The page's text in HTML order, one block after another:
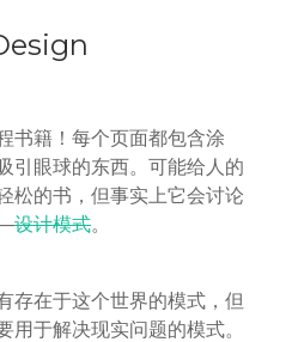
书籍！每个页面都包含涂
引眼球的东西。可能给人的
松的书，但事实上它会讨论
设计模式。
存在于这个世界的模式，但
用于解决现实问题的模式。